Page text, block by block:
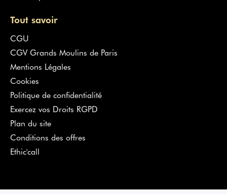
Tout savoir
CGU
CGV Grands Moulins de Paris
Mentions Légales
Cookies
Politique de confidentialité
Exercez vos Droits RGPD
Plan du site
Conditions des offres
Ethic'call